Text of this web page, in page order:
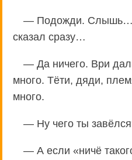
— Подожди. Слышь…
сказал сразу…
— Да ничего. Ври
много. Тёти, дяди,
много.
— Ну чего ты
— А если «ничё